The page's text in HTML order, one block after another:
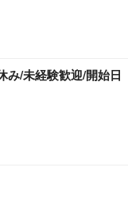
み/未経験歓迎/開始日